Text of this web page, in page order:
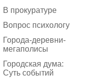
В прокуратуре
Вопрос психологу
Города-деревни-
мегаполисы
Городская дума:
Суть событий